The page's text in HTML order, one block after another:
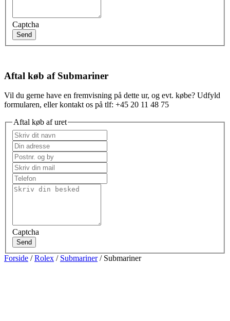
Captcha
Send
Aftal køb af Submariner
Vil du gerne have en fremvisning på dette ur, og evt. købe? Udfyld
formularen, eller kontakt os på tlf: +45 20 11 48 75
Aftal køb af uret
Captcha
Send
Forside /Rolex / Submariner/ Submariner